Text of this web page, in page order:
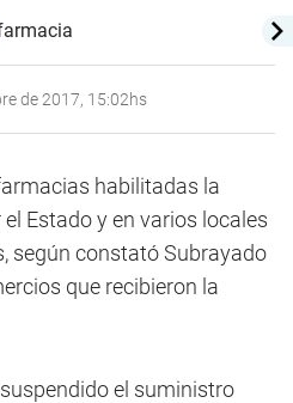
de 2017, 15:02hs
habilitadas la
Estado y en varios locales
según constató Subrayado
que recibieron la
el suministro